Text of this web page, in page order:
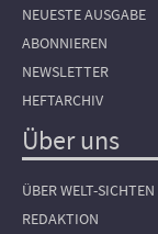
NEUESTE AUSGABE
ABONNIEREN
NEWSLETTER
HEFTARCHIV
Über uns
ÜBER WELT-SICHTEN
REDAKTION